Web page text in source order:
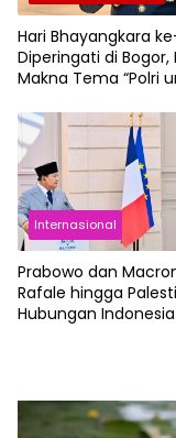
Hari Bhayangkara
Diperingati di Bogor,
Makna Tema “Polri
Internasional
Prabowo dan
Rafale hingga
Hubungan